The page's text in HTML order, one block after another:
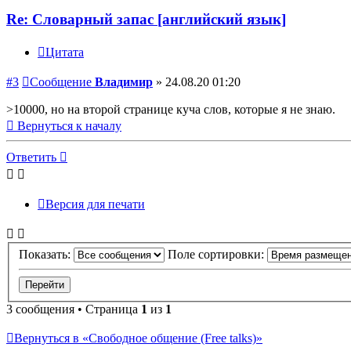
Re: Словарный запас [английский язык]
Цитата
#3 Сообщение Владимир » 24.08.20 01:20
>10000, но на второй странице куча слов, которые я не знаю.
Вернуться к началу
Ответить
Версия для печати
Показать: Поле сортировки:
3 сообщения • Страница 1 из 1
Вернуться в «Свободное общение (Free talks)»